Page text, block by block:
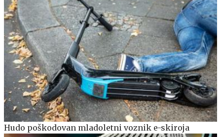
Hudo poškodovan mladoletni voznik e-skiroja